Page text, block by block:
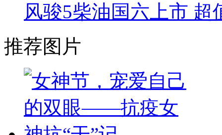
风骏5柴油国六上市 超
推荐图片